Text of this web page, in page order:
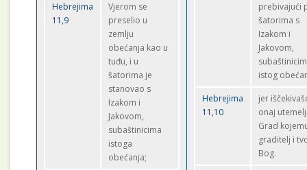
Hebrejima
11,9
Vjerom se
preselio u
zemlju
obećanja kao u
tuđu, i u
šatorima je
stanovao s
Izakom i
Jakovom,
subaštinicima
istoga
obećanja;
prebivajući
šatorima s
Izakom i
Jakovom,
istog
Hebrejima
11,10
jer
onaj
Grad
graditelj i
Bog.